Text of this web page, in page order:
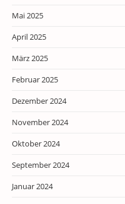
Mai 2025
April 2025
März 2025
Februar 2025
Dezember 2024
November 2024
Oktober 2024
September 2024
Januar 2024